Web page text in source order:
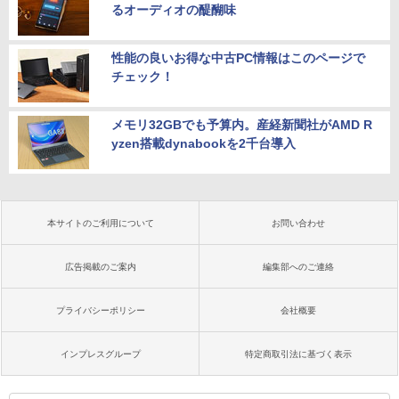
るオーディオの醍醐味
性能の良いお得な中古PC情報はこのページで
チェック！
メモリ32GBでも予算内。産経新聞社がAMD R
yzen搭載dynabookを2千台導入
本サイトのご利用について お問い合わせ
広告掲載のご案内 編集部へのご連絡
プライバシーポリシー 会社概要
インプレスグループ 特定商取引法に基づく表示